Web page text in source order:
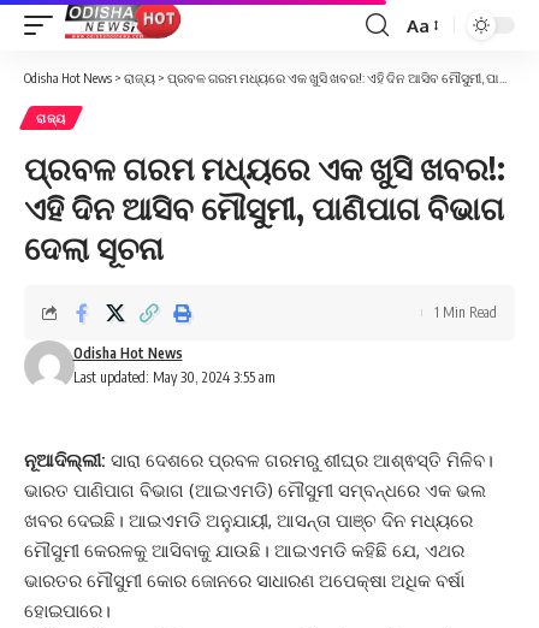
Font
Resizer
Aa
Odisha Hot News > ରାଜ୍ୟ > ପ୍ରବଳ ଗରମ ମଧ୍ୟରେ ଏକ ଖୁସି ଖବର!: ଏହି ଦିନ ଆସିବ ମୌସୁମୀ, ପାଣିପାଗ ବିଭାଗ ଦେଲା ସୂଚନା
ରାଜ୍ୟ
ପ୍ରବଳ ଗରମ ମଧ୍ୟରେ ଏକ ଖୁସି ଖବର!:
ଏହି ଦିନ ଆସିବ ମୌସୁମୀ, ପାଣିପାଗ ବିଭାଗ
ଦେଲା ସୂଚନା
Last updated: May 30, 2024 3:55 am
Odisha Hot News
1 Min Read
ନୂଆଦିଲ୍ଲୀ: ସାରା ଦେଶରେ ପ୍ରବଳ ଗରମରୁ ଶୀଘ୍ର ଆଶ୍ଵସ୍ତି ମିଳିବ।
ଭାରତ ପାଣିପାଗ ବିଭାଗ (ଆଇଏମଡି) ମୌସୁମୀ ସମ୍ବନ୍ଧରେ ଏକ ଭଲ
ଖବର ଦେଇଛି। ଆଇଏମଡି ଅନୁଯାୟୀ, ଆସନ୍ତା ପାଞ୍ଚ ଦିନ ମଧ୍ୟରେ
ମୌସୁମୀ କେରଳକୁ ଆସିବାକୁ ଯାଉଛି। ଆଇଏମଡି କହିଛି ଯେ, ଏଥର
ଭାରତର ମୌସୁମୀ କୋର ଜୋନରେ ସାଧାରଣ ଅପେକ୍ଷା ଅଧିକ ବର୍ଷା
ହୋଇପାରେ।